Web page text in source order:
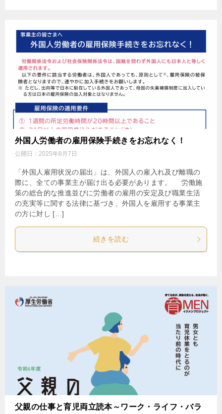
外国人労働者の雇用保険手続きをお忘れなく！
公開日： 2025年8月7日
「外国人雇用状況の届出」は、外国人の雇入れ及び離職の
際に、全ての事業主が届け出る必要があります。 労働施
策の総合的な推進並びに労働者の雇用の安定及び職業生活
の充実等に関する法律に基づき、外国人を雇用する事業主
の方に対し […]
続きを読む
父親の仕事と育児両立読本～ワーク・ライフ・バラ